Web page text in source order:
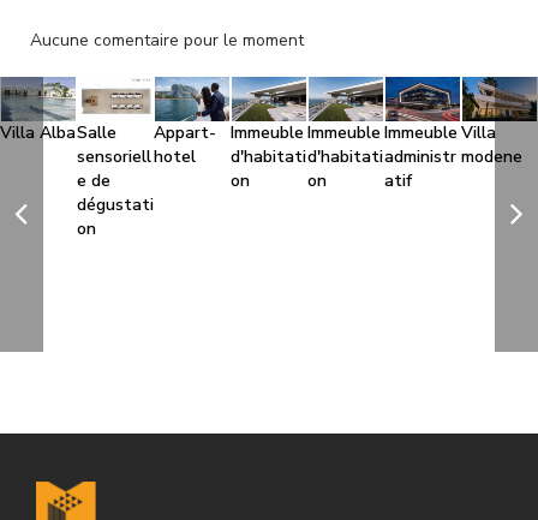
Aucune comentaire pour le moment
Villa AlbaSalle
sensoriell
e de
dégustati
on
Appart-
hotel
Immeuble
d'habitati
on
Immeuble
d'habitati
on
Immeuble
administr
atif
Villa
modene